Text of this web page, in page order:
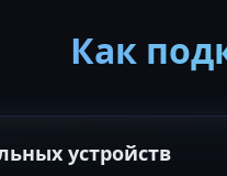
Как
устройств